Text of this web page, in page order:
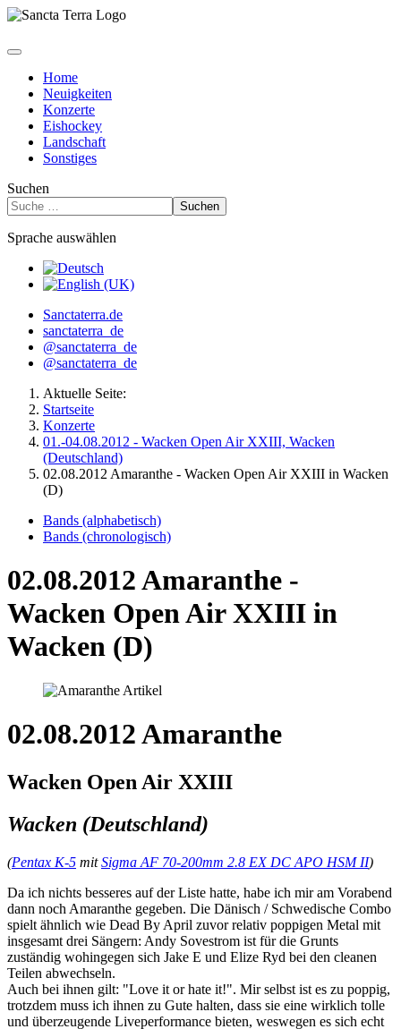
Home
Neuigkeiten
Konzerte
Eishockey
Landschaft
Sonstiges
Suchen
Suchen
Sprache auswählen
Sanctaterra.de
sanctaterra_de
@sanctaterra_de
@sanctaterra_de
Aktuelle Seite:
Startseite
Konzerte
01.-04.08.2012 - Wacken Open Air XXIII, Wacken
(Deutschland)
02.08.2012 Amaranthe - Wacken Open Air XXIII in Wacken
(D)
Bands (alphabetisch)
Bands (chronologisch)
02.08.2012 Amaranthe -
Wacken Open Air XXIII in
Wacken (D)
02.08.2012 Amaranthe
Wacken Open Air XXIII
Wacken (Deutschland)
(Pentax K-5 mitSigma AF 70-200mm 2.8 EX DC APO HSM II)
Da ich nichts besseres auf der Liste hatte, habe ich mir am Vorabend
dann noch Amaranthe gegeben. Die Dänisch / Schwedische Combo
spielt ähnlich wie Dead By April zuvor relativ poppigen Metal mit
insgesamt drei Sängern: Andy Sovestrom ist für die Grunts
zuständig wohingegen sich Jake E und Elize Ryd bei den cleanen
Teilen abwechseln.
Auch bei ihnen gilt: "Love it or hate it!". Mir selbst ist es zu poppig,
trotzdem muss ich ihnen zu Gute halten, dass sie eine wirklich tolle
und überzeugende Liveperformance bieten, weswegen es sich echt